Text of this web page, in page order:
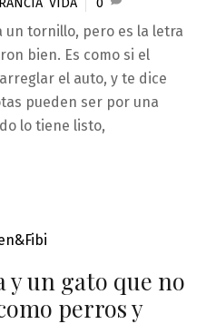
un tornillo, pero es la letra
bien. Es como si el
el auto, y te dice
pueden ser por una
lo tiene listo,
y un gato que no
perros y